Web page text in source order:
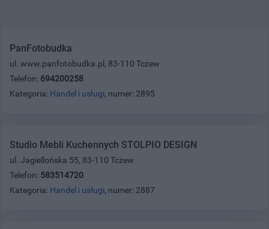
PanFotobudka
ul. www.panfotobudka.pl, 83-110 Tczew
Telefon: 694200258
Kategoria: Handel i usługi, numer: 2895
Studio Mebli Kuchennych STOLPIO DESIGN
ul. Jagiellońska 55, 83-110 Tczew
Telefon: 583514720
Kategoria: Handel i usługi, numer: 2887